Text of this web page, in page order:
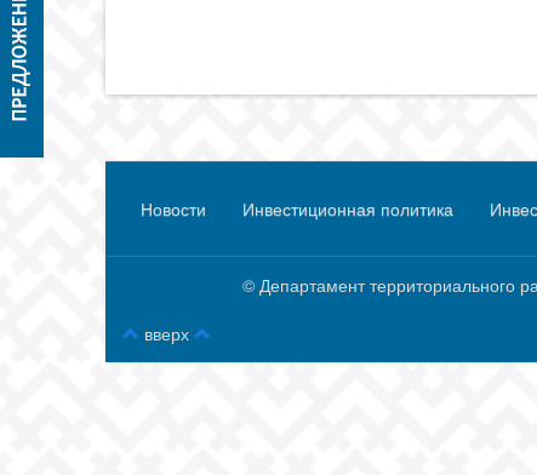
Новости Инвестиционная политика
© Департамент территориального
вверх